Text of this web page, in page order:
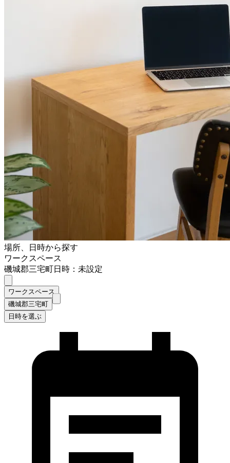
場所、日時から探す
ワークスペース
磯城郡三宅町日時：未設定
ワークスペース
磯城郡三宅町
日時を選ぶ